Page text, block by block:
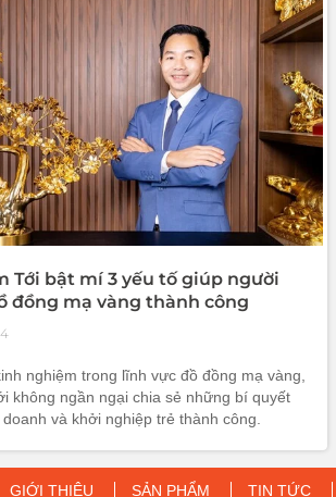
Tới bật mí 3 yếu tố giúp người
đồng mạ vàng thành công
nghiệm trong lĩnh vực đồ đồng mạ vàng,
không ngần ngại chia sẻ những bí quyết
và khởi nghiệp trẻ thành công.
GIỚI THIỆU SẢN PHẨM TIN TỨC